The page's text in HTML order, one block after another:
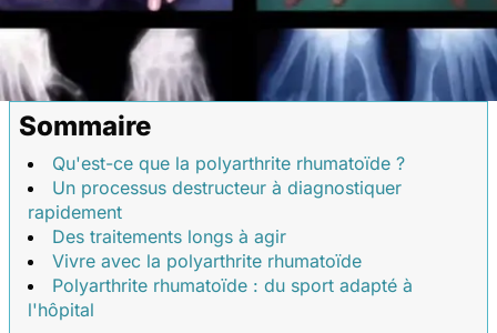
Sommaire
Qu'est-ce que la polyarthrite rhumatoïde ?
Un processus destructeur à diagnostiquer
rapidement
Des traitements longs à agir
Vivre avec la polyarthrite rhumatoïde
Polyarthrite rhumatoïde : du sport adapté à
l'hôpital